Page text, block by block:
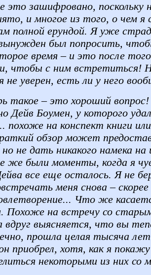
это зашифровано,
и многое из того, о чем
полной ерундой. Я уже
вынужден был попросить,
время – и это после
чтобы с ним встретиться!
не уверен, есть ли у него
такое – это хороший
Дейв Боумен, у которого
похоже на конспект книги
обзор может
не дать никакого намека на
же были моменты, когда я
все еще осталось. Я не
меня снова –
Что же
Похоже на встречу со
вдруг выясняется, что вы
прошла целая тысяча
приобрел, хотя, как я
некоторыми из них со